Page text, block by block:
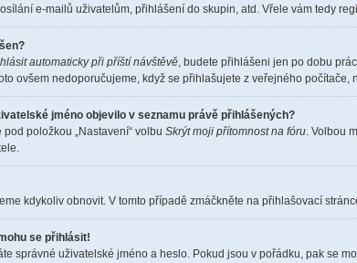
e-mailů uživatelům, přihlášení do skupin, atd. Vřele vám tedy
automaticky při příští návštěvě, budete přihlášeni jen po dobu
ovšem nedoporučujeme, když se přihlašujete z veřejného
jméno objevilo v seznamu právě přihlášených?
položkou „Nastavení“ volbu Skrýt moji přítomnost na fóru. Volbou
kdykoliv obnovit. V tomto případě zmáčkněte na přihlašovací
se přihlásit!
správné uživatelské jméno a heslo. Pokud jsou v pořádku, pak se